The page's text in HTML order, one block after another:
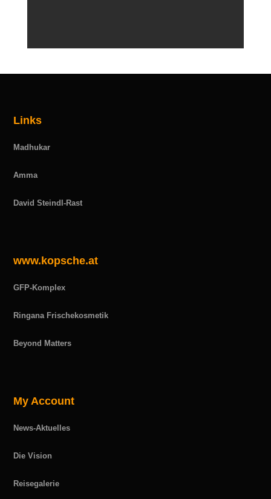
Links
Madhukar
Amma
David Steindl-Rast
www.kopsche.at
GFP-Komplex
Ringana Frischekosmetik
Beyond Matters
My Account
News-Aktuelles
Die Vision
Reisegalerie